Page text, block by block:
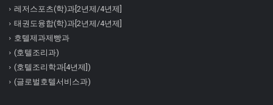
레저스포츠(학)과[2년제/4년제]
태권도융합(학)과[2년제/4년제]
호텔제과제빵과
(호텔조리과)
(호텔조리학과[4년제])
(글로벌호텔서비스과)